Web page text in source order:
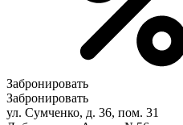
Забронировать
Забронировать
ул. Сумченко, д. 36, пом. 31